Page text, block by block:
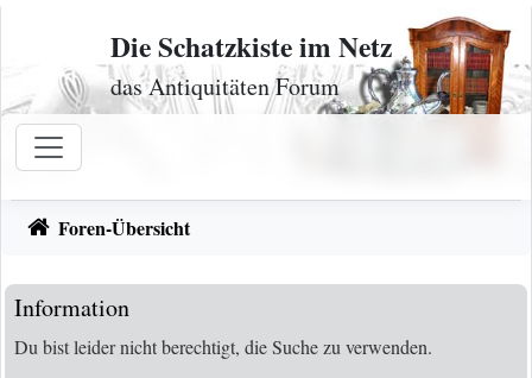
Zum Inhalt
Die Schatzkiste im Netz
das Antiquitäten Forum
Foren-Übersicht
Information
Du bist leider nicht berechtigt, die Suche zu verwenden.